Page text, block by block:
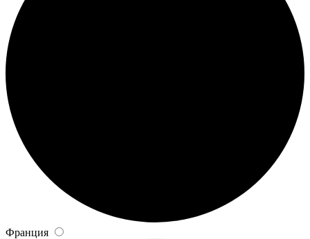
Франция